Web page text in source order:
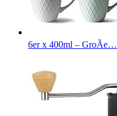
6er x 400ml – GroÃe…